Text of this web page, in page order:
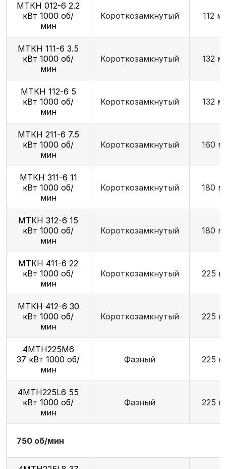
МТКН 012-6 2.2
кВт 1000 об/
мин
Короткозамкнутый 112
МТКН 111-6 3.5
кВт 1000 об/
мин
Короткозамкнутый 132
МТКН 112-6 5
кВт 1000 об/
мин
Короткозамкнутый 132
МТКН 211-6 7.5
кВт 1000 об/
мин
Короткозамкнутый 160
МТКН З11-6 11
кВт 1000 об/
мин
Короткозамкнутый 180
МТКН 312-6 15
кВт 1000 об/
мин
Короткозамкнутый 180
МТКН 411-6 22
кВт 1000 об/
мин
Короткозамкнутый 225
МТКН 412-6 30
кВт 1000 об/
мин
Короткозамкнутый 225
4МТН225М6
37 кВт 1000 об/
мин
Фазный 225
4МТН225L6 55
кВт 1000 об/
мин
Фазный 225
750 об/мин